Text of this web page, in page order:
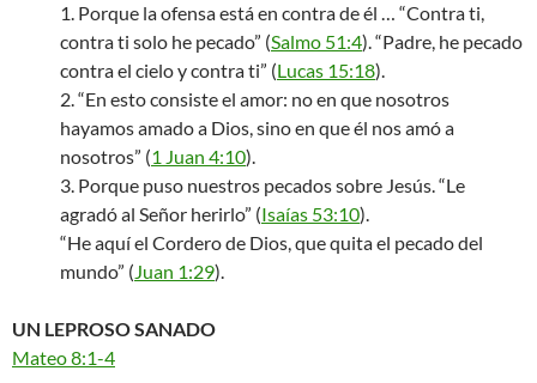
1. Porque la ofensa está en contra de él … “Contra ti,
contra ti solo he pecado” (Salmo 51:4). “Padre, he pecado
contra el cielo y contra ti” (Lucas 15:18).
2. “En esto consiste el amor: no en que nosotros
hayamos amado a Dios, sino en que él nos amó a
nosotros” (1 Juan 4:10).
3. Porque puso nuestros pecados sobre Jesús. “Le
agradó al Señor herirlo” (Isaías 53:10).
“He aquí el Cordero de Dios, que quita el pecado del
mundo” (Juan 1:29).
UN LEPROSO SANADO
Mateo 8:1-4